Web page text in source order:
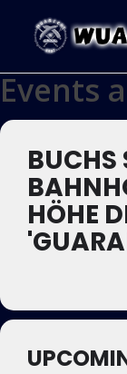
Events
BUCHS
HÖHE